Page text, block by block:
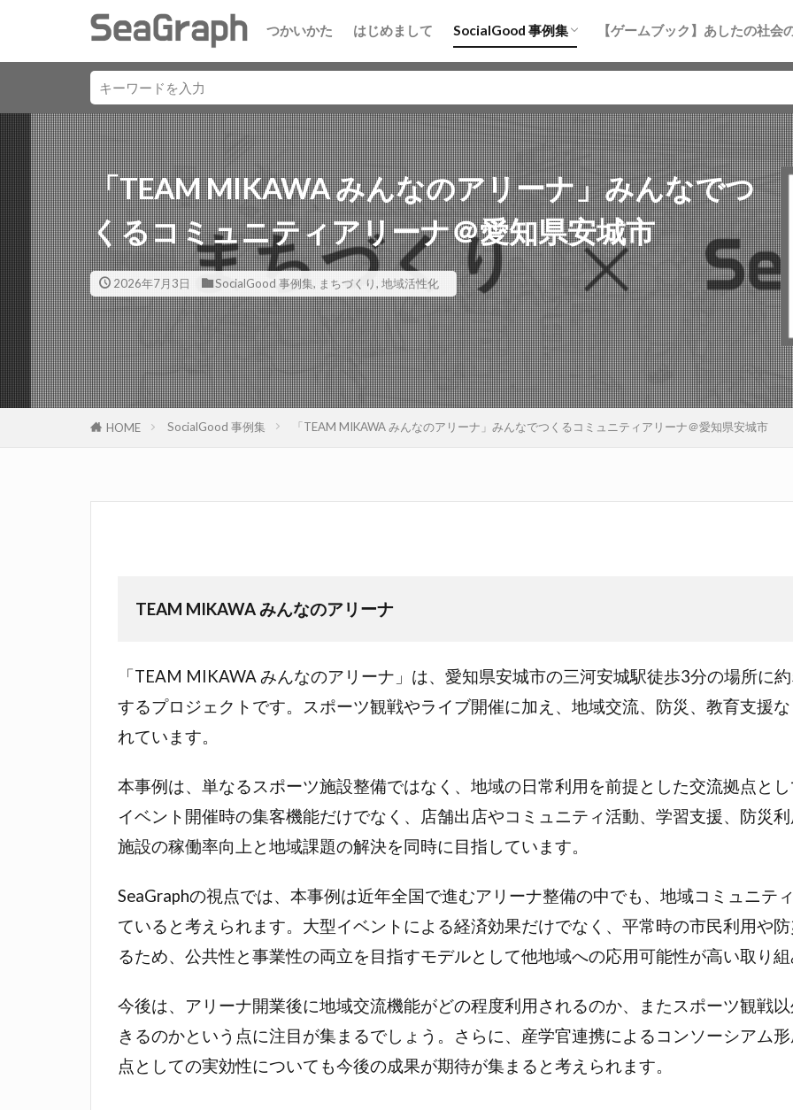
つかいかた はじめまして SocialGood 事例集
まちづくり
防災
地域活性化
水産・海洋
教育
【ゲームブック】あしたの社会
「TEAM MIKAWA みんなのアリーナ」みんなでつ
くるコミュニティアリーナ＠愛知県安城市
2026年7月3日 SocialGood 事例集, まちづくり, 地域活性化
HOME SocialGood 事例集 「TEAM MIKAWA みんなのアリーナ」みんなでつくるコミュニティアリーナ＠愛知県安城市
TEAM MIKAWA みんなのアリーナ
「TEAM MIKAWA みんなのアリーナ」は、愛知県安城市の三河安城駅徒歩3分の場所に
するプロジェクトです。スポーツ観戦やライブ開催に加え、地域交流、防災、教育支援
れています。
本事例は、単なるスポーツ施設整備ではなく、地域の日常利用を前提とした交流拠点と
イベント開催時の集客機能だけでなく、店舗出店やコミュニティ活動、学習支援、防災
施設の稼働率向上と地域課題の解決を同時に目指しています。
SeaGraphの視点では、本事例は近年全国で進むアリーナ整備の中でも、地域コミュニテ
ていると考えられます。大型イベントによる経済効果だけでなく、平常時の市民利用や
るため、公共性と事業性の両立を目指すモデルとして他地域への応用可能性が高い取り
今後は、アリーナ開業後に地域交流機能がどの程度利用されるのか、またスポーツ観戦
きるのかという点に注目が集まるでしょう。さらに、産学官連携によるコンソーシアム
点としての実効性についても今後の成果が期待が集まると考えられます。